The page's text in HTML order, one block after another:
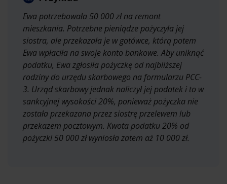
Ewa potrzebowała 50 000 zł na remont
mieszkania. Potrzebne pieniądze pożyczyła jej
siostra, ale przekazała je w gotówce, którą potem
Ewa wpłaciła na swoje konto bankowe. Aby uniknąć
podatku, Ewa zgłosiła pożyczkę od najbliższej
rodziny do urzędu skarbowego na formularzu PCC-
3. Urząd skarbowy jednak naliczył jej podatek i to w
sankcyjnej wysokości 20%, ponieważ pożyczka nie
została przekazana przez siostrę przelewem lub
przekazem pocztowym. Kwota podatku 20% od
pożyczki 50 000 zł wyniosła zatem aż 10 000 zł.